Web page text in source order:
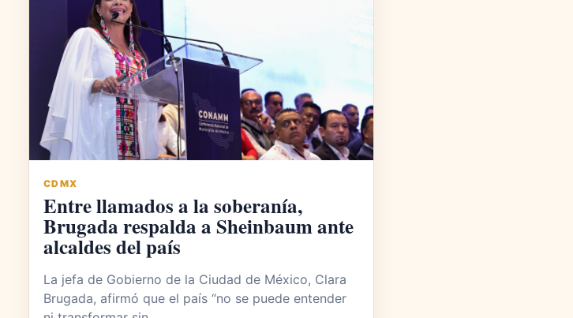
CDMX
Entre llamados a la soberanía,
Brugada respalda a Sheinbaum ante
alcaldes del país
La jefa de Gobierno de la Ciudad de México, Clara
Brugada, afirmó que el país “no se puede entender